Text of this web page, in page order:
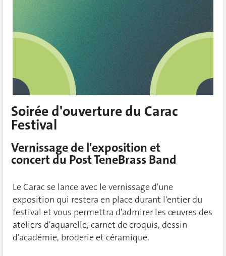
Soirée d'ouverture du Carac
Festival
Vernissage de l'exposition et
concert du Post TeneBrass Band
Le Carac se lance avec le vernissage d'une
exposition qui restera en place durant l'entier du
festival et vous permettra d'admirer les œuvres des
ateliers d'aquarelle, carnet de croquis, dessin
d'académie, broderie et céramique.